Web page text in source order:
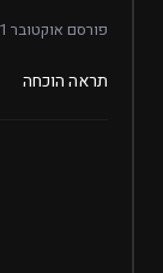
פורסם אוקטובר 31, 2019
תראה הוכחה